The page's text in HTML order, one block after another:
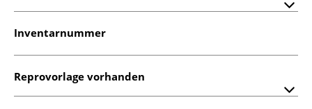
Inventarnummer
Reprovorlage vorhanden